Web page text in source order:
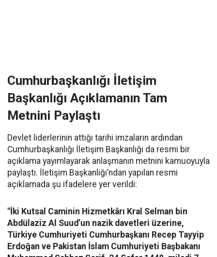
Cumhurbaşkanlığı İletişim
Başkanlığı Açıklamanın Tam
Metnini Paylaştı
Devlet liderlerinin attığı tarihi imzaların ardından
Cumhurbaşkanlığı İletişim Başkanlığı da resmi bir
açıklama yayımlayarak anlaşmanın metnini kamuoyuyla
paylaştı. İletişim Başkanlığı’ndan yapılan resmi
açıklamada şu ifadelere yer verildi:
"İki Kutsal Caminin Hizmetkârı Kral Selman bin
Abdülaziz Al Suud’un nazik davetleri üzerine,
Türkiye Cumhuriyeti Cumhurbaşkanı Recep Tayyip
Erdoğan ve Pakistan İslam Cumhuriyeti Başbakanı